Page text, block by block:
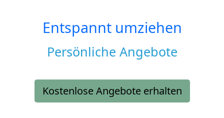
Entspannt umziehen
Persönliche Angebote
Kostenlose Angebote erhalten